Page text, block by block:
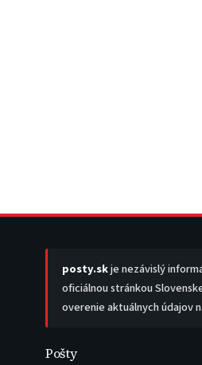
posty.skje nezávislý
oficiálnou stránkou
overenie aktuálnych údajov
Pošty